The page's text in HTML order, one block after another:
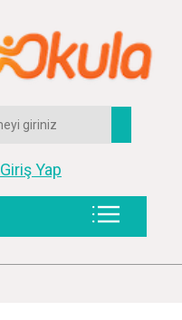
Giriş Yap